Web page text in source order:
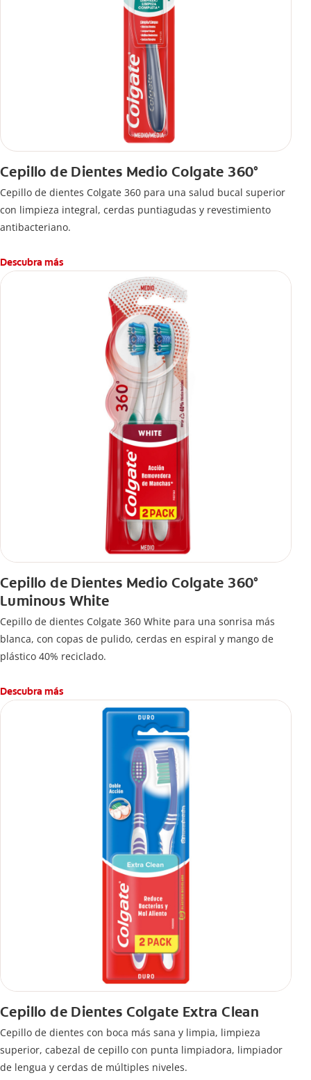
Cepillo de Dientes Medio Colgate 360°
Cepillo de dientes Colgate 360 ​​para una salud bucal superior
con limpieza integral, cerdas puntiagudas y revestimiento
antibacteriano.
Descubra más
Cepillo de Dientes Medio Colgate 360°
Luminous White
Cepillo de dientes Colgate 360 White para una sonrisa más
blanca, con copas de pulido, cerdas en espiral y mango de
plástico 40% reciclado.
Descubra más
Cepillo de Dientes Colgate Extra Clean
Cepillo de dientes con boca más sana y limpia, limpieza
superior, cabezal de cepillo con punta limpiadora, limpiador
de lengua y cerdas de múltiples niveles.